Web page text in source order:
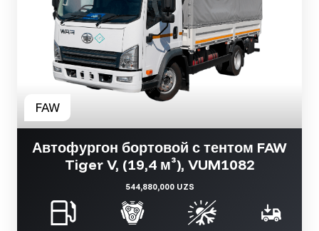
Автофургон бортовой с тентом FAW
Tiger V, (19,4 м³), VUM1082
544,880,000 UZS